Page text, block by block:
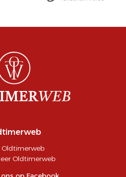
Oldtimerweb
Oldtimerweb